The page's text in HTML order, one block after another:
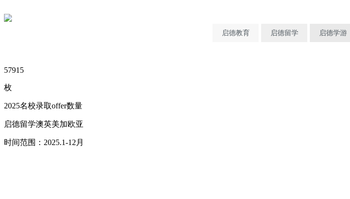
57915
枚
2025名校录取offer数量
启德留学澳英美加欧亚
时间范围：2025.1-12月